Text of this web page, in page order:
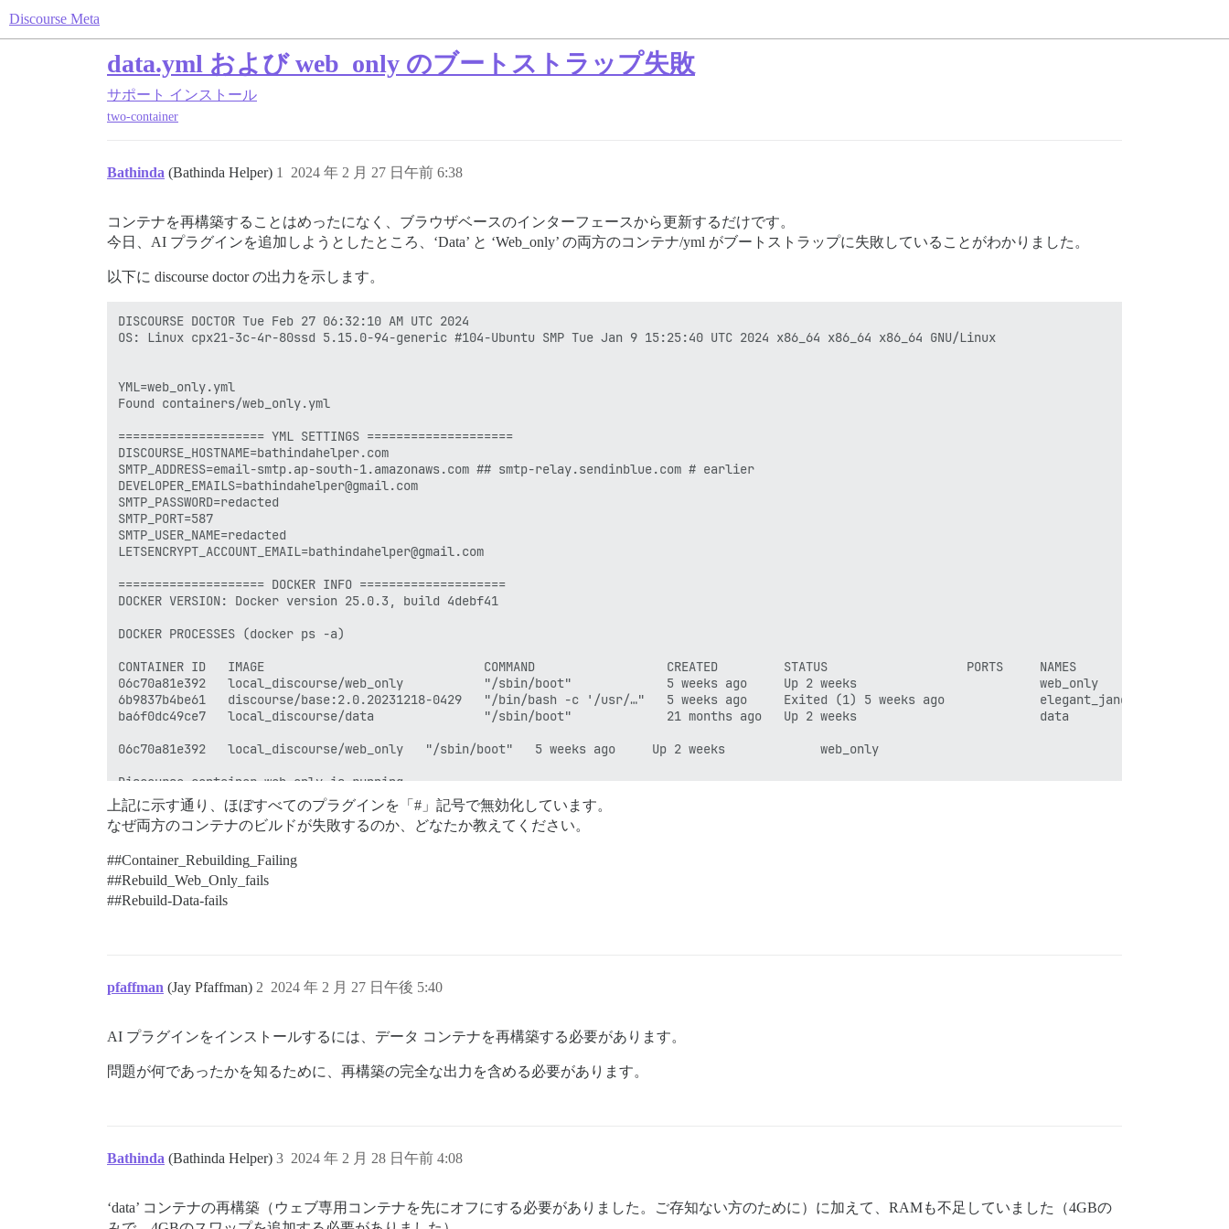
Discourse Meta
data.yml および web_only のブートストラップ失敗
サポート インストール
two-container
Bathinda (Bathinda Helper) 2024 年 2 月 27 日午前 6:38
1
コンテナを再構築することはめったになく、ブラウザベースのインターフェースから更新するだけです。
今日、AI プラグインを追加しようとしたところ、‘Data’ と ‘Web_only’ の両方のコンテナ/yml がブートストラップに失敗していることがわかりました。
以下に discourse doctor の出力を示します。
DISCOURSE DOCTOR Tue Feb 27 06:32:10 AM UTC 2024
OS: Linux cpx21-3c-4r-80ssd 5.15.0-94-generic #104-Ubuntu SMP Tue Jan 9 15:25:40 UTC 2024 x86_64 x86_64 x86_64 GNU/Linux
YML=web_only.yml
Found containers/web_only.yml
==================== YML SETTINGS ====================
DISCOURSE_HOSTNAME=bathindahelper.com
SMTP_ADDRESS=email-smtp.ap-south-1.amazonaws.com ## smtp-relay.sendinblue.com # earlier
DEVELOPER_EMAILS=bathindahelper@gmail.com
SMTP_PASSWORD=redacted
SMTP_PORT=587
SMTP_USER_NAME=redacted
LETSENCRYPT_ACCOUNT_EMAIL=bathindahelper@gmail.com
==================== DOCKER INFO ====================
DOCKER VERSION: Docker version 25.0.3, build 4debf41
DOCKER PROCESSES (docker ps -a)
CONTAINER ID   IMAGE                              COMMAND                  CREATED         STATUS                   PORTS     NAMES
06c70a81e392   local_discourse/web_only           "/sbin/boot"             5 weeks ago     Up 2 weeks                         web_only
6b9837b4be61   discourse/base:2.0.20231218-0429   "/bin/bash -c '/usr/…"   5 weeks ago     Exited (1) 5 weeks ago             elegant_jang
ba6f0dc49ce7   local_discourse/data               "/sbin/boot"             21 months ago   Up 2 weeks                         data
06c70a81e392   local_discourse/web_only   "/sbin/boot"   5 weeks ago     Up 2 weeks             web_only
Discourse container web_only is running
==================== PLUGINS ====================
          - git clone https://github.com/discourse/docker_manager.git
          - git clone https://github.com/discourse/discourse-oauth2-basic
          - git clone https://github.com/discourse/discourse-adplugin
          - git clone https://github.com/discourse/discourse-chat-integration ## for telegram or slack etc chat integrations
#          - git clone https://github.com/discourse/discourse-chat
#          - git clone https://github.com/discourse/discourse-follow
#          - git clone https://github.com/paviliondev/discourse-news
#          - git clone https://github.com/discourse/discourse-math
#          - git clone https://github.com/discourse/discourse-reactions
#          - git clone https://github.com/discourse/discourse-subscriptions #https://meta.discourse.org/t/discourse-subscriptions/140818
#          - git clone https://github.com/discourse/discourse-solved.git #https://meta.discourse.org/t/discourse-solved-accepted-answer-plugin/30155
上記に示す通り、ほぼすべてのプラグインを「 #」記号で無効化しています。
なぜ両方のコンテナのビルドが失敗するのか、どなたか教えてください。
##Container_Rebuilding_Failing
##Rebuild_Web_Only_fails
##Rebuild-Data-fails
pfaffman (Jay Pfaffman) 2024 年 2 月 27 日午後 5:40
2
AI プラグインをインストールするには、データ コンテナを再構築する必要があります。
問題が何であったかを知るために、再構築の完全な出力を含める必要があります。
Bathinda (Bathinda Helper) 2024 年 2 月 28 日午前 4:08
3
‘data’ コンテナの再構築（ウェブ専用コンテナを先にオフにする必要がありました。ご存知ない方のために）に加えて、RAMも不足していました（4GBの